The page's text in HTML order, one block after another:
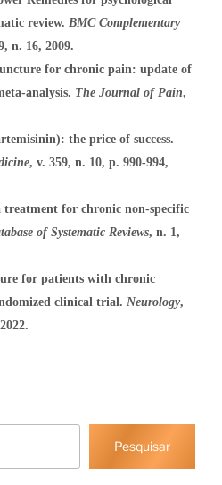
review. BMC Complementary
n. 16, 2009.
for chronic pain: update of
analysis. The Journal of Pain,
the price of success.
, v. 359, n. 10, p. 990-994,
for chronic non-specific
of Systematic Reviews, n. 1,
for patients with chronic
clinical trial. Neurology,
Pesquisar